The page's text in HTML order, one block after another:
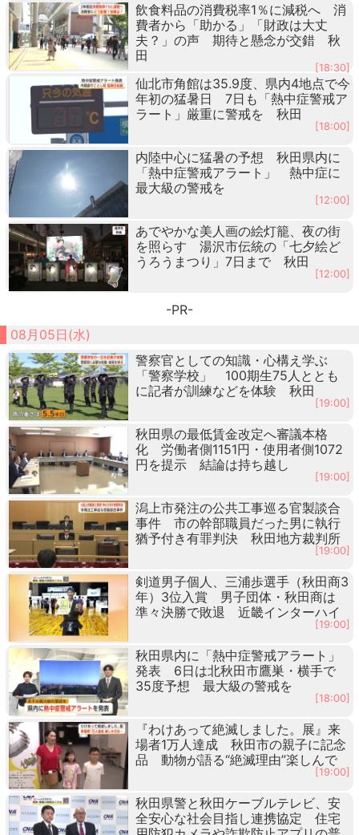
飲食料品の消費税率1％に減税へ 消
費者から「助かる」「財政は大丈
夫？」の声 期待と懸念が交錯 秋
田
[18:30]
仙北市角館は35.9度、県内4地点で今
年初の猛暑日 7日も「熱中症警戒ア
ラート」厳重に警戒を 秋田
[18:00]
内陸中心に猛暑の予想 秋田県内に
「熱中症警戒アラート」 熱中症に
最大級の警戒を
[12:00]
あでやかな美人画の絵灯籠、夜の街
を照らす 湯沢市伝統の「七夕絵ど
うろうまつり」7日まで 秋田
[12:00]
-PR-
08月05日(水)
警察官としての知識・心構え学ぶ
「警察学校」 100期生75人ととも
に記者が訓練などを体験 秋田
[19:00]
秋田県の最低賃金改定へ審議本格
化 労働者側1151円・使用者側1072
円を提示 結論は持ち越し
[19:00]
潟上市発注の公共工事巡る官製談合
事件 市の幹部職員だった男に執行
猶予付き有罪判決 秋田地方裁判所
[19:00]
剣道男子個人、三浦歩選手（秋田商3
年）3位入賞 男子団体・秋田商は
準々決勝で敗退 近畿インターハイ
[19:00]
秋田県内に「熱中症警戒アラート」
発表 6日は北秋田市鷹巣・横手で
35度予想 最大級の警戒を
[18:00]
『わけあって絶滅しました。展』来
場者1万人達成 秋田市の親子に記念
品 動物が語る“絶滅理由”楽しんで
[19:00]
秋田県警と秋田ケーブルテレビ、安
全安心な社会目指し連携協定 住宅